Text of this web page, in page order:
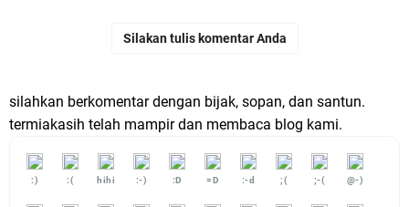
Silakan tulis komentar Anda
silahkan berkomentar dengan bijak, sopan, dan santun.
termiakasih telah mampir dan membaca blog kami.
:) :( hihi :-) :D =D :-d ;( ;-( @-)